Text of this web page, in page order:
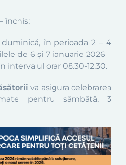
închis;
în perioada 2 – 4
de 6 și 7 ianuarie 2026 –
intervalul orar 08.30-12.30.
va asigura celebrarea
pentru sâmbătă, 3